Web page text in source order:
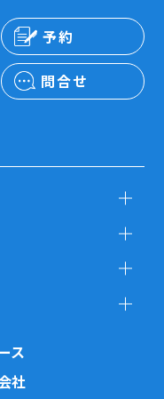
予約
問合せ
ス
社